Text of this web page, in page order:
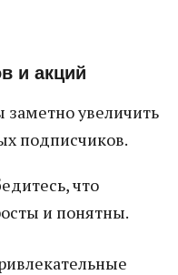
и акций
увеличить
подписчиков.
что
и понятны.